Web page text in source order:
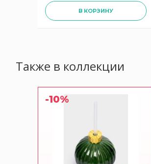
В КОРЗИНУ
Также в коллекции
-10%